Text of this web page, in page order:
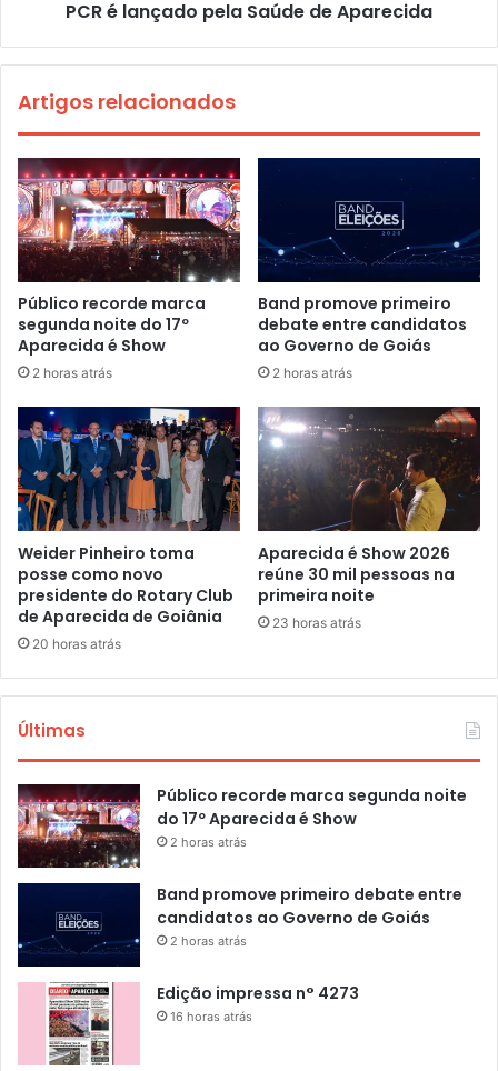
PCR é lançado pela Saúde de Aparecida
Artigos relacionados
Público recorde marca
segunda noite do 17º
Aparecida é Show
2 horas atrás
Band promove primeiro
debate entre candidatos
ao Governo de Goiás
2 horas atrás
Weider Pinheiro toma
posse como novo
presidente do Rotary Club
de Aparecida de Goiânia
20 horas atrás
Aparecida é Show 2026
reúne 30 mil pessoas na
primeira noite
23 horas atrás
Últimas
Público recorde marca segunda noite
do 17º Aparecida é Show
2 horas atrás
Band promove primeiro debate entre
candidatos ao Governo de Goiás
2 horas atrás
Edição impressa n° 4273
16 horas atrás